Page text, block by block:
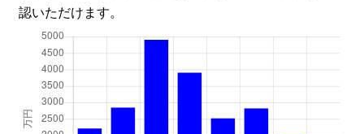
認いただけます。